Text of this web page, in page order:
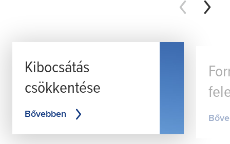
Kibocsátás
csökkentése
Bővebben